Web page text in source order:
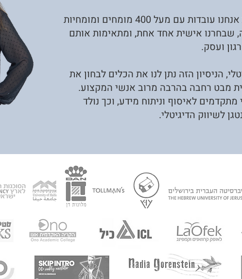
בשלוש השנים האחרונות אנחנו עובדות עם מעל 400 מומחים ומומחיות
שבחרנו אישית אחד אחת, ומתאימות אותם
ועסק.
הניסיון הזה נתן לנו את הכלים לבחון את
מבט רחבה בהרבה מרוב אנשי המקצוע.
לאיסוף וניתוח מידע, וכך נולד
לשיווק הדיגיטלי.